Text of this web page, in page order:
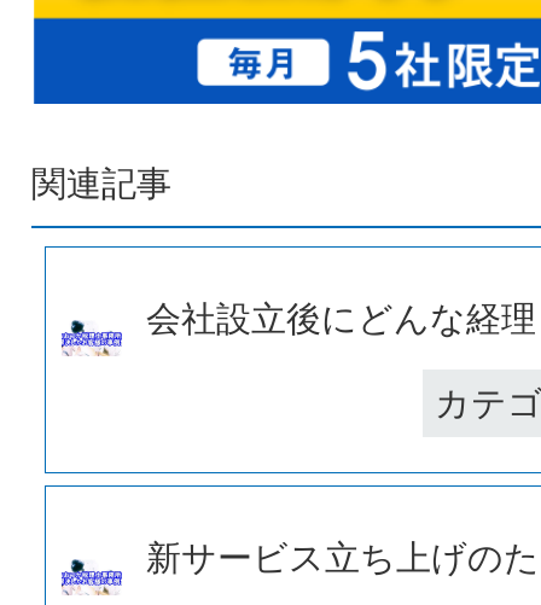
関連記事
会社設立後にどんな経
カテ
新サービス立ち上げの